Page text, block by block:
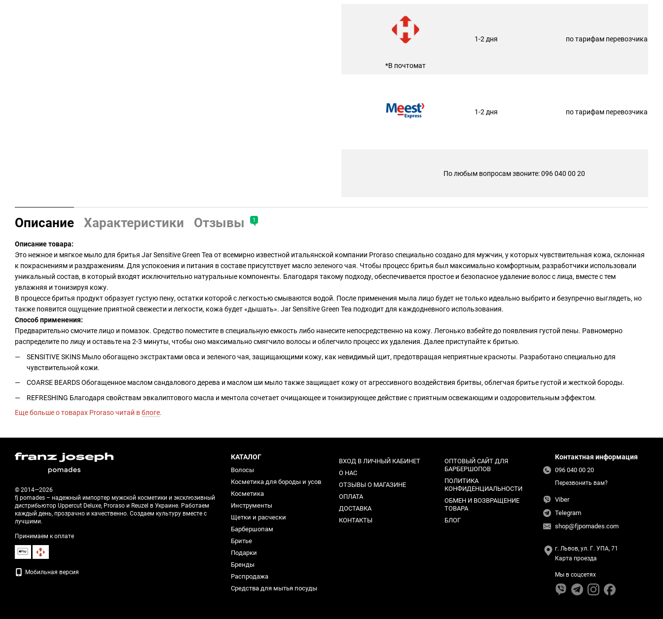
*В почтомат
1-2 дня по тарифам перевозчика
1-2 дня по тарифам перевозчика
По любым вопросам звоните: 096 040 00 20
Описание Характеристики Отзывы 1
Описание товара:
Это нежное и мягкое мыло для бритья Jar Sensitive Green Tea от всемирно известной итальянской компании Proraso специально создано для мужчин, у которых чувствительная кожа, склонная
к покраснениям и раздражениям. Для успокоения и питания в составе присутствует масло зеленого чая. Чтобы процесс бритья был максимально комфортным, разработчики использовали
уникальный состав, в который входят исключительно натуральные компоненты. Благодаря такому подходу, обеспечивается простое и безопасное удаление волос с лица, вместе с тем
увлажняя и тонизируя кожу.
В процессе бритья продукт образует густую пену, остатки которой с легкостью смываются водой. После применения мыла лицо будет не только идеально выбрито и безупречно выглядеть, но
также появится ощущение приятной свежести и легкости, кожа будет «дышать». Jar Sensitive Green Tea подходит для каждодневного использования.
Способ применения:
Предварительно смочите лицо и помазок. Средство поместите в специальную емкость либо нанесите непосредственно на кожу. Легонько взбейте до появления густой пены. Равномерно
распределите по лицу и оставьте на 2-3 минуты, чтобы оно максимально смягчило волосы и облегчило процесс их удаления. Далее приступайте к бритью.
SENSITIVE SKINS Мыло обогащено экстрактами овса и зеленого чая, защищающими кожу, как невидимый щит, предотвращая неприятные красноты. Разработано специально для
чувствительной кожи.
COARSE BEARDS Обогащенное маслом сандалового дерева и маслом ши мыло также защищает кожу от агрессивного воздействия бритвы, облегчая бритье густой и жесткой бороды.
REFRESHING Благодаря свойствам эвкалиптового масла и ментола сочетает очищающее и тонизирующее действие с приятным освежающим и оздоровительным эффектом.
Еще больше о товарах Proraso читай вблоге.
© 2014—2026
fj pomades – надежный импортер мужской косметики и эксклюзивный
дистрибьютор Uppercut Deluxe, Proraso и Reuzel в Украине. Работаем
каждый день, прозрачно и качественно. Создаем культуру вместе с
лучшими.
Принимаем к оплате
Мобильная версия
КАТАЛОГ
Волосы
Косметика для бороды и усов
Косметика
Инструменты
Щетки и расчески
Барбершопам
Бритье
Подарки
Бренды
Распродажа
Средства для мытья посуды
ВХОД В ЛИЧНЫЙ КАБИНЕТ
О НАС
ОТЗЫВЫ О МАГАЗИНЕ
ОПЛАТА
ДОСТАВКА
КОНТАКТЫ
ОПТОВЫЙ САЙТ ДЛЯ
БАРБЕРШОПОВ
ПОЛИТИКА
КОНФИДЕНЦИАЛЬНОСТИ
ОБМЕН И ВОЗВРАЩЕНИЕ
ТОВАРА
БЛОГ
Контактная информация
096 040 00 20
Перезвонить вам?
Viber
Telegram
shop@fjpomades.com
г. Львов, ул. Г. УПА, 71
Карта проезда
Мы в соцсетях